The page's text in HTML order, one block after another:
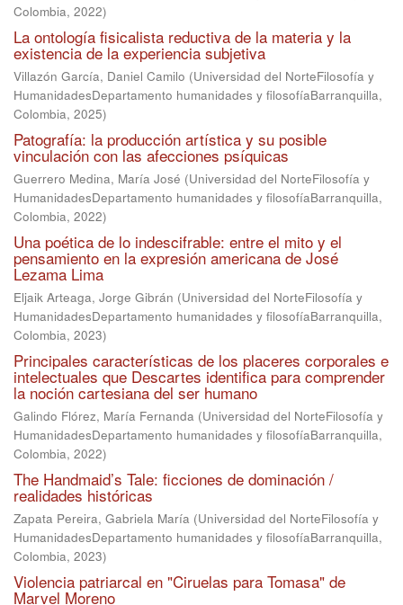
Colombia, 2022)
La ontología fisicalista reductiva de la materia y la
existencia de la experiencia subjetiva
Villazón García, Daniel Camilo (Universidad del NorteFilosofía y
HumanidadesDepartamento humanidades y filosofíaBarranquilla,
Colombia, 2025)
Patografía: la producción artística y su posible
vinculación con las afecciones psíquicas
Guerrero Medina, María José (Universidad del NorteFilosofía y
HumanidadesDepartamento humanidades y filosofíaBarranquilla,
Colombia, 2022)
Una poética de lo indescifrable: entre el mito y el
pensamiento en la expresión americana de José
Lezama Lima
Eljaik Arteaga, Jorge Gibrán (Universidad del NorteFilosofía y
HumanidadesDepartamento humanidades y filosofíaBarranquilla,
Colombia, 2023)
Principales características de los placeres corporales e
intelectuales que Descartes identifica para comprender
la noción cartesiana del ser humano
Galindo Flórez, María Fernanda (Universidad del NorteFilosofía y
HumanidadesDepartamento humanidades y filosofíaBarranquilla,
Colombia, 2022)
The Handmaid’s Tale: ficciones de dominación /
realidades históricas
Zapata Pereira, Gabriela María (Universidad del NorteFilosofía y
HumanidadesDepartamento humanidades y filosofíaBarranquilla,
Colombia, 2023)
Violencia patriarcal en "Ciruelas para Tomasa" de
Marvel Moreno